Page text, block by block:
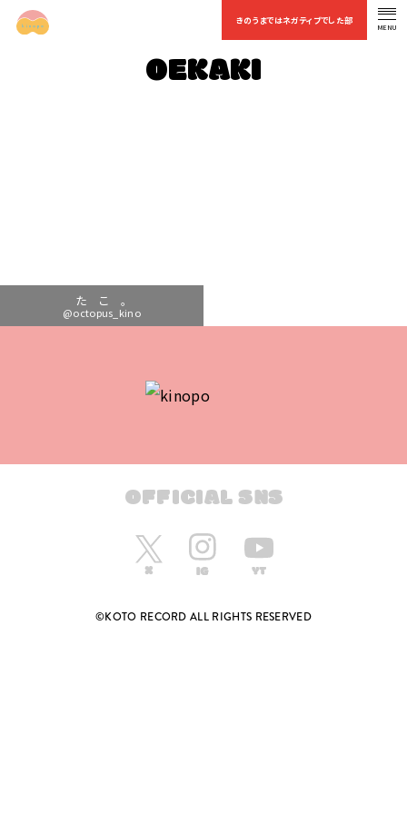
きのうまではネガティブでした部
OFFICIAL FAN CLUB
MENU
OEKAKI
た こ 。
@octopus_kino
OFFICIAL SNS
©KOTO RECORD ALL RIGHTS RESERVED